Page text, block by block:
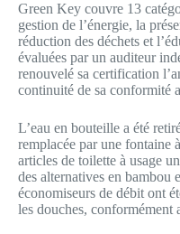
Green Key couvre 13
gestion de l’énergie, la
réduction des déchets et
évaluées par un auditeur
renouvelé sa certification
continuité de sa conformité
L’eau en bouteille a été
remplacée par une fontaine
articles de toilette à usage
des alternatives en bambou
économiseurs de débit ont
les douches, conformément